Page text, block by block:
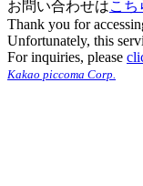
お問い合わせはこち
Thank you for
Unfortunately, this
For inquiries, please
Kakao piccoma Corp.